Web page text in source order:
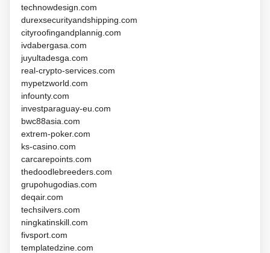
technowdesign.com
durexsecurityandshipping.com
cityroofingandplannig.com
ivdabergasa.com
juyultadesga.com
real-crypto-services.com
mypetzworld.com
infounty.com
investparaguay-eu.com
bwc88asia.com
extrem-poker.com
ks-casino.com
carcarepoints.com
thedoodlebreeders.com
grupohugodias.com
deqair.com
techsilvers.com
ningkatinskill.com
fivsport.com
templatedzine.com